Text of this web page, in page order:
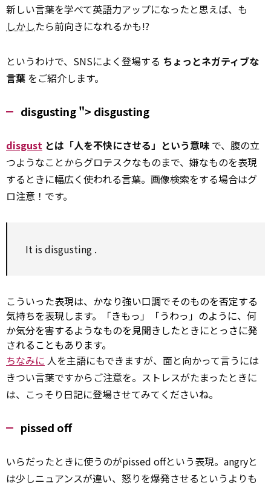
新しい言葉を学べて英語力アップになったと思えば、も
しかしたら前向きになれるかも!?
というわけで、SNSによく登場する ちょっとネガティブな
言葉 をご紹介します。
disgusting "> disgusting
disgust とは「人を不快にさせる」という意味 で、腹の立
つようなことからグロテスクなものまで、嫌なものを表現
するときに幅広く使われる言葉。画像検索をする場合はグ
ロ注意！です。
It is disgusting .
こういった表現は、かなり強い口調でそのものを否定する
気持ちを表現します。「きもっ」「うわっ」のように、何
か気分を害するようなものを見聞きしたときにとっさに発
されることもあります。
ちなみに 人を主語にもできますが、面と向かって言うには
きつい言葉ですからご注意を。ストレスがたまったときに
は、こっそり日記に登場させてみてくださいね。
pissed off
いらだったときに使うのがpissed offという表現。angryと
は少しニュアンスが違い、怒りを爆発させるというよりも